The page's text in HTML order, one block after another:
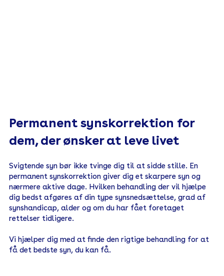
Permanent synskorrektion for
dem, der ønsker at leve livet
​Svigtende syn bør ikke tvinge dig til at sidde stille. En
permanent synskorrektion giver dig et skarpere syn og
nærmere aktive dage. Hvilken behandling der vil hjælpe
dig bedst afgøres af din type synsnedsættelse, grad af
synshandicap, alder og om du har fået foretaget
rettelser tidligere.
Vi hjælper dig med at finde den rigtige behandling for at
få det bedste syn, du kan få.